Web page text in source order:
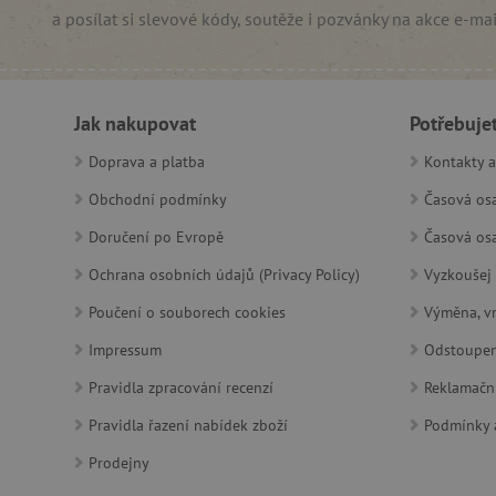
a posílat si slevové kódy, soutěže i pozvánky na akce e-
Jak nakupovat
Doprava a platba
Obchodní podmínky
Doručení po Evropě
Ochrana osobních údajů (Privacy Policy)
Poučení o souborech cookies
Impressum
Pravidla zpracování recenzí
Pravidla řazení nabídek zboží
Prodejny
Kontakty
Časová
Časová
Výměna,
Podmínky
PHPSESSID
__cf_bm
lastVisitedProduct
_sp_ses.f442
featureFlagIdentifier
_pinterest_ct_ua